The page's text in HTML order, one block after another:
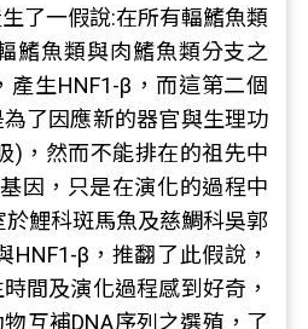
了一假說:在所有輻鰭魚類
鰭魚類與肉鰭魚類分支之
生HNF1-β，而這第二個
了因應新的器官與生理功
)，然而不能排在的祖先中
因，只是在演化的過程中
鯉科斑馬魚及慈鯛科吳郭
HNF1-β，推翻了此假說，
間及演化過程感到好奇，
互補DNA序列之選殖，了